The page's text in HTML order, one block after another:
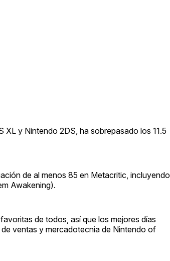
y Nintendo 2DS, ha sobrepasado los 11.5
de al menos 85 en Metacritic, incluyendo
Awakening).
de todos, así que los mejores días
ventas y mercadotecnia de Nintendo of